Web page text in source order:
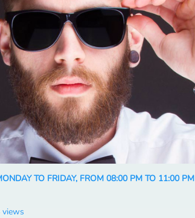
TO FRIDAY, FROM 08:00 PM TO 11:00 PM